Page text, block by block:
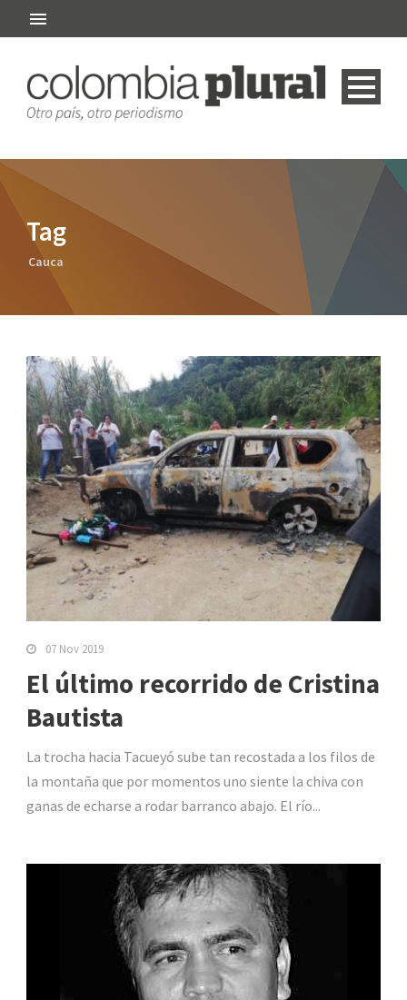
Tag
Cauca
07 Nov 2019
El último recorrido de Cristina
Bautista
La trocha hacia Tacueyó sube tan recostada a los filos de
la montaña que por momentos uno siente la chiva con
ganas de echarse a rodar barranco abajo. El río...